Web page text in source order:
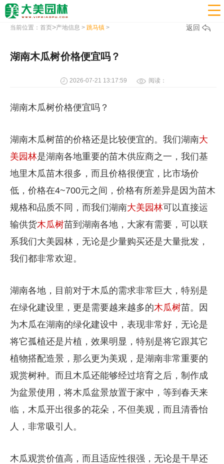

当前位置： 首页>产地信息 > 跳马镇> 返回
湖南木瓜树价格便宜吗？
2026-07-21 13:17:59 阅读：
湖南木瓜树价格便宜吗？
湖南木瓜树苗的价格还是比较便宜的。我们湖南大
美园林是湖南各地重要的苗木供应商之一，我们基
地里木瓜苗木很多，而且价格很便宜，比市场价
低，价格在4~700元之间，价格有所差异是因为苗木
规格和品质不同，而我们湖南大美园林可以直接运
输供货木瓜树苗到湖南各地，大家有需要，可以联
系我们大美园林，无论是少量购买还是大量批发，
我们都非常欢迎。
湖南各地，目前对于木瓜的需求非常巨大，特别是
在绿化建设里，更是需要越来越多的木瓜树苗。因
为木瓜在湖南的绿化建设中，表现非常好，无论是
将它孤植还是片植，效果明显，特别是将它跟其它
植物搭配造景，那么更为美观，是湖南非常重要的
观赏树种。而且木瓜还能够经过培育之后，制作成
为盆景使用，将木瓜盆景放置于家中，等到春天来
临，木瓜开出很多的花朵，不但美观，而且清香怡
人，非常吸引人。
木瓜观赏价值高，而且适应性很强，无论是干旱还